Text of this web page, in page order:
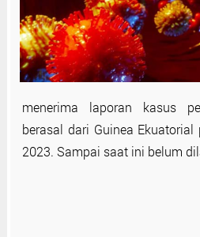
menerima laporan kasus
berasal dari Guinea Ekuatorial
2023. Sampai saat ini belum